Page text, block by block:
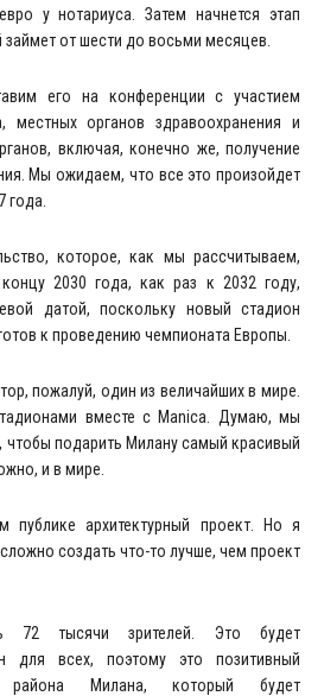
у нотариуса. Затем начнется этап
от шести до восьми месяцев.
его на конференции с участием
местных органов здравоохранения и
включая, конечно же, получение
Мы ожидаем, что все это произойдет
года.
которое, как мы рассчитываем,
2030 года, как раз к 2032 году,
датой, поскольку новый стадион
к проведению чемпионата Европы.
пожалуй, один из величайших в мире.
вместе с Manica. Думаю, мы
чтобы подарить Милану самый красивый
и в мире.
публике архитектурный проект. Но я
создать что-то лучше, чем проект
72 тысячи зрителей. Это будет
для всех, поэтому это позитивный
Милана, который будет